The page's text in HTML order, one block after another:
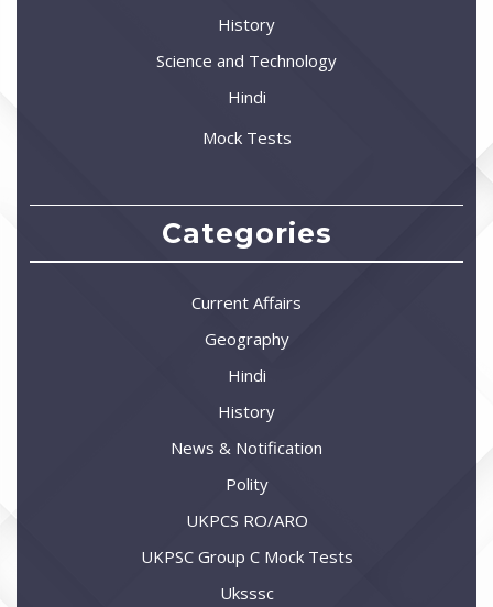
History
Science and Technology
Hindi
Mock Tests
Categories
Current Affairs
Geography
Hindi
History
News & Notification
Polity
UKPCS RO/ARO
UKPSC Group C Mock Tests
Uksssc